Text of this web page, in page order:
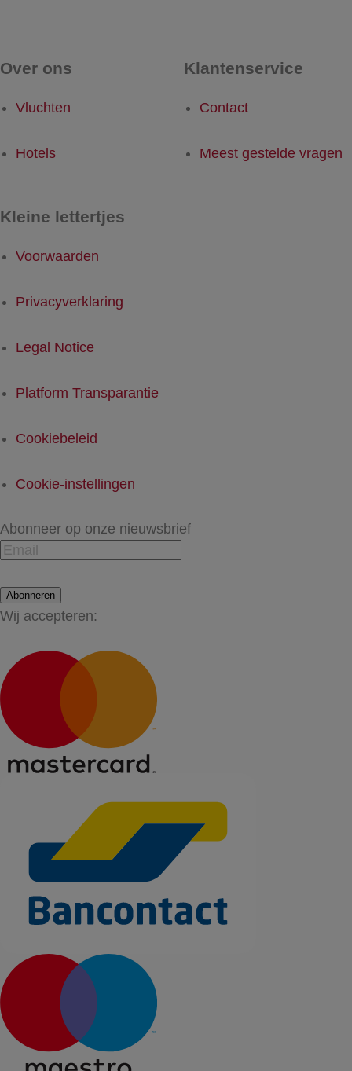
Over ons
Vluchten
Hotels
Klantenservice
Contact
Meest gestelde vragen
Kleine lettertjes
Voorwaarden
Privacyverklaring
Legal Notice
Platform Transparantie
Cookiebeleid
Cookie-instellingen
Abonneer op onze nieuwsbrief
Abonneren
Wij accepteren: